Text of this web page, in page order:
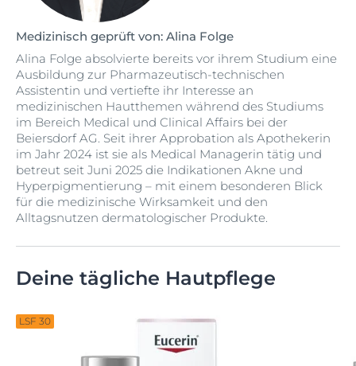
Medizinisch geprüft von: Alina Folge
Alina Folge absolvierte bereits vor ihrem Studium eine
Ausbildung zur Pharmazeutisch-technischen
Assistentin und vertiefte ihr Interesse an
medizinischen Hautthemen während des Studiums
im Bereich Medical und Clinical Affairs bei der
Beiersdorf AG. Seit ihrer Approbation als Apothekerin
im Jahr 2024 ist sie als Medical Managerin tätig und
betreut seit Juni 2025 die Indikationen Akne und
Hyperpigmentierung – mit einem besonderen Blick
für die medizinische Wirksamkeit und den
Alltagsnutzen dermatologischer Produkte.
Deine tägliche Hautpflege
LSF 30